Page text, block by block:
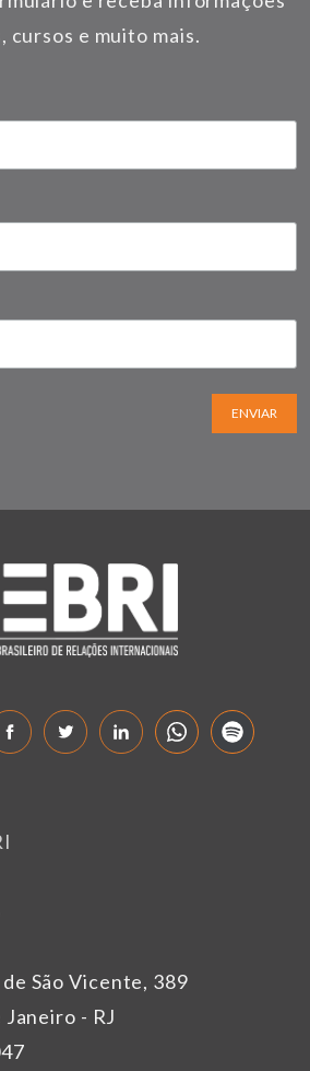
cursos e muito mais.
ENVIAR
São Vicente, 389
Janeiro - RJ